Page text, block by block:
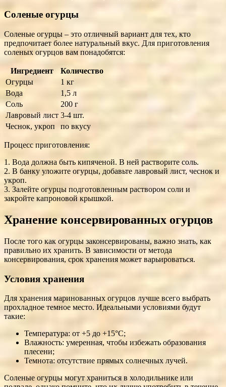
Соленые огурцы
Соленые огурцы – это отличный вариант для тех, кто
предпочитает более натуральный вкус. Для приготовления
соленых огурцов вам понадобятся:
Ингредиент
Количество
Огурцы
1 кг
Вода
1,5 л
Соль
200 г
Лавровый лист 3-4 шт.
Чеснок, укроп
по вкусу
Процесс приготовления:
1. Вода должна быть кипяченой. В ней растворите соль.
2. В банку уложите огурцы, добавьте лавровый лист, чеснок и
укроп.
3. Залейте огурцы подготовленным раствором соли и
закройте капроновой крышкой.
Хранение консервированных огурцов
После того как огурцы законсервированы, важно знать, как
правильно их хранить. В зависимости от метода
консервирования, срок хранения может варьироваться.
Условия хранения
Для хранения маринованных огурцов лучше всего выбрать
прохладное темное место. Идеальными условиями будут
такие:
Температура: от +5 до +15°C;
Влажность: умеренная, чтобы избежать образования
плесени;
Темнота: отсутствие прямых солнечных лучей.
Соленые огурцы могут храниться в холодильнике или